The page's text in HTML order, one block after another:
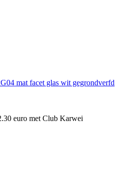
mat facet glas wit gegrondverfd
euro met Club Karwei